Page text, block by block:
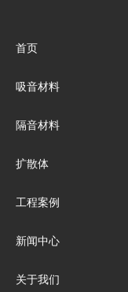
首页
吸音材料
隔音材料
扩散体
工程案例
新闻中心
关于我们